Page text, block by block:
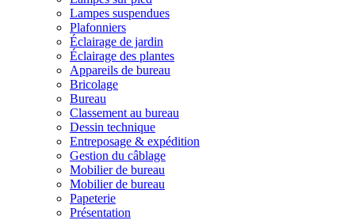
Lampes suspendues
Plafonniers
Éclairage de jardin
Éclairage des plantes
Appareils de bureau
Bricolage
Bureau
Classement au bureau
Dessin technique
Entreposage & expédition
Gestion du câblage
Mobilier de bureau
Mobilier de bureau
Papeterie
Présentation